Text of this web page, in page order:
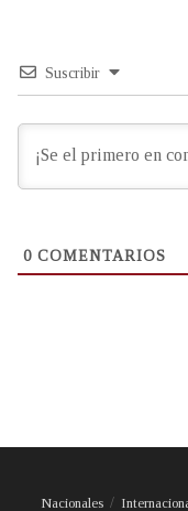
Suscribir
0 COMENTARIOS
Nacionales